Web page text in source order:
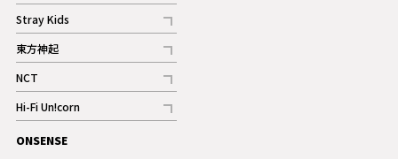
記事
Stray Kids
記事
東方神起
記事
NCT
記事
Hi-Fi Un!corn
記事
ギャラリー
ONSENSE